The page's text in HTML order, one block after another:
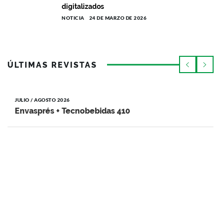
digitalizados
NOTICIA 24 DE MARZO DE 2026
ÚLTIMAS REVISTAS
JULIO / AGOSTO 2026
Envasprés + Tecnobebidas 410